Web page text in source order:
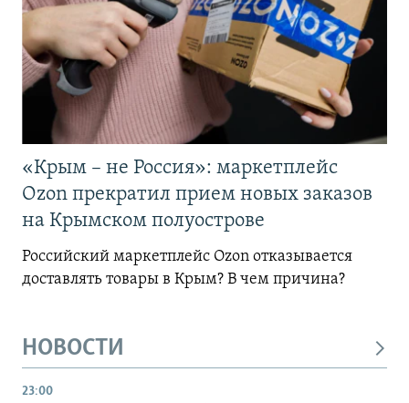
«Крым – не Россия»: маркетплейс
Ozon прекратил прием новых заказов
на Крымском полуострове
Российский маркетплейс Ozon отказывается
доставлять товары в Крым? В чем причина?
НОВОСТИ
23:00